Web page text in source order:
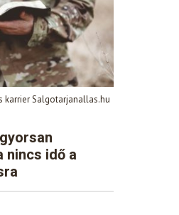
karrier Salgotarjanallas.hu
nincs idő a